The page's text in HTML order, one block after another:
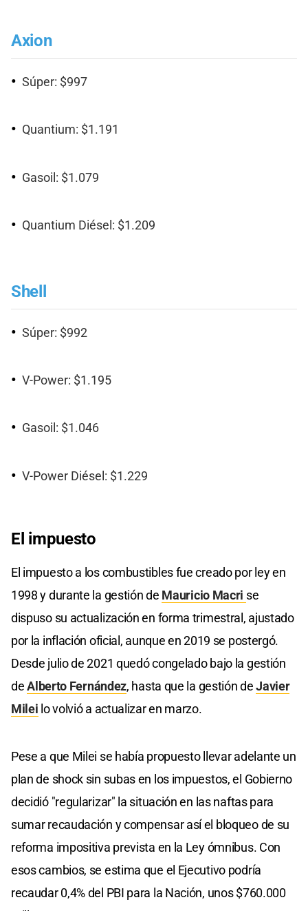
Axion
Súper: $997
Quantium: $1.191
Gasoil: $1.079
Quantium Diésel: $1.209
Shell
Súper: $992
V-Power: $1.195
Gasoil: $1.046
V-Power Diésel: $1.229
El impuesto
El impuesto a los combustibles fue creado por ley en
1998 y durante la gestión de Mauricio Macri se
dispuso su actualización en forma trimestral, ajustado
por la inflación oficial, aunque en 2019 se postergó.
Desde julio de 2021 quedó congelado bajo la gestión
deAlberto Fernández, hasta que la gestión deJavier
Milei lo volvió a actualizar en marzo.
Pese a que Milei se había propuesto llevar adelante un
plan de shock sin subas en los impuestos, el Gobierno
decidió "regularizar" la situación en las naftas para
sumar recaudación y compensar así el bloqueo de su
reforma impositiva prevista en la Ley ómnibus. Con
esos cambios, se estima que el Ejecutivo podría
recaudar 0,4% del PBI para la Nación, unos $760.000